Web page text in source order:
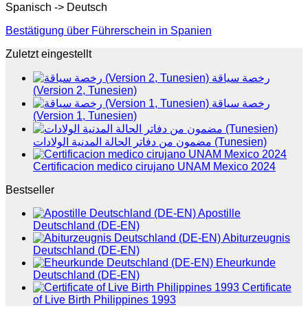
Spanisch -> Deutsch
Bestätigung über Führerschein in Spanien
Zuletzt eingestellt
رخصة سياقة
(Version 2, Tunesien)
رخصة سياقة
(Version 1, Tunesien)
مضمون من دفاتر الحالة المدنية الولادات (Tunesien)
Certificacion medico cirujano UNAM Mexico 2024
Bestseller
Apostille
Deutschland (DE-EN)
Abiturzeugnis
Deutschland (DE-EN)
Eheurkunde
Deutschland (DE-EN)
Certificate
of Live Birth Philippines 1993